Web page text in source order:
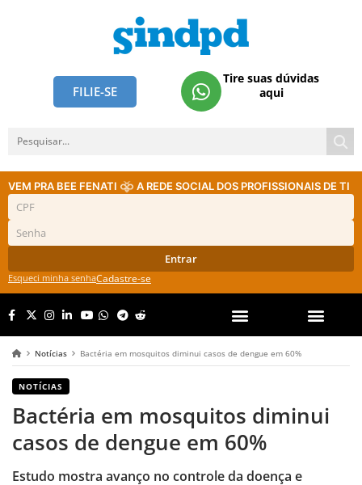
FILIE-SE
Tire suas dúvidas
aqui
VEM PRA BEE FENATI A REDE SOCIAL DOS PROFISSIONAIS DE TI
Entrar
Esqueci minha senhaCadastre-se
Notícias Bactéria em mosquitos diminui casos de dengue em 60%
NOTÍCIAS
Bactéria em mosquitos diminui
casos de dengue em 60%
Estudo mostra avanço no controle da doença e